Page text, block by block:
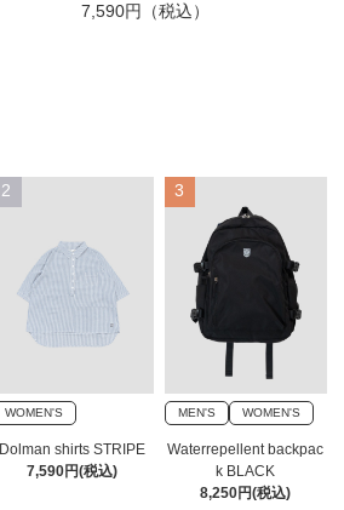
7,590円（税込）
2
WOMEN'S
Dolman shirts STRIPE
7,590円(税込)
3
MEN'S WOMEN'S
Waterrepellent backpac
k BLACK
8,250円(税込)